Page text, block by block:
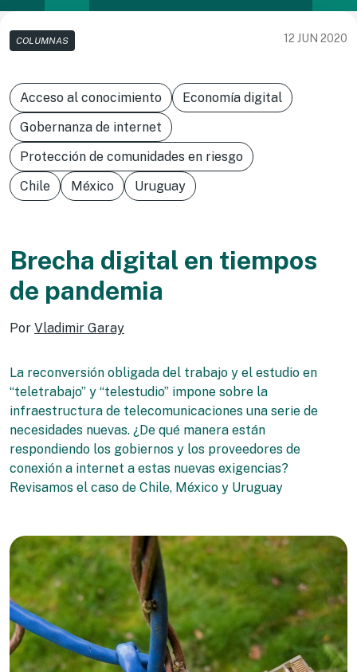
COLUMNAS 12 JUN 2020
Acceso al conocimiento
Economía digital
Gobernanza de internet
Protección de comunidades en riesgo
Chile
México Uruguay
Brecha digital en tiempos
de pandemia
Por Vladimir Garay
La reconversión obligada del trabajo y el estudio en
“teletrabajo” y “telestudio” impone sobre la
infraestructura de telecomunicaciones una serie de
necesidades nuevas. ¿De qué manera están
respondiendo los gobiernos y los proveedores de
conexión a internet a estas nuevas exigencias?
Revisamos el caso de Chile, México y Uruguay